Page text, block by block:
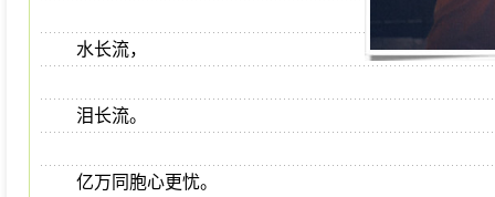
水长流，
泪长流。
亿万同胞心更忧。